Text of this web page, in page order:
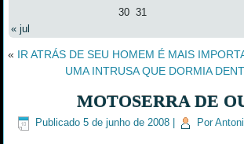
30 31
« jul
« IR ATRÁS DE SEU HOMEM É MAIS
UMA INTRUSA QUE DORMIA
MOTOSERRA DE
Publicado 5 de junho de 2008 Por